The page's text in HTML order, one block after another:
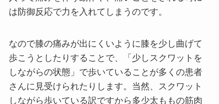
は防御反応で力を入れてしまうのです。
なので膝の痛みが出にくいように膝を少し曲げて
歩こうとしたりすることで、「少しスクワットを
しながらの状態」で歩いていることが多くの患者
さんに見受けられたりします。当然、スクワット
しながら歩いている訳ですから多少太ももの筋肉